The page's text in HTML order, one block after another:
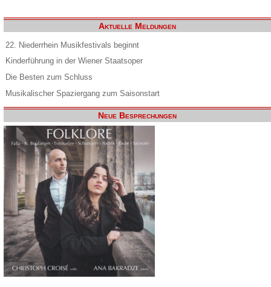
Aktuelle Meldungen
22. Niederrhein Musikfestivals beginnt
Kinderführung in der Wiener Staatsoper
Die Besten zum Schluss
Musikalischer Spaziergang zum Saisonstart
Neue Besprechungen